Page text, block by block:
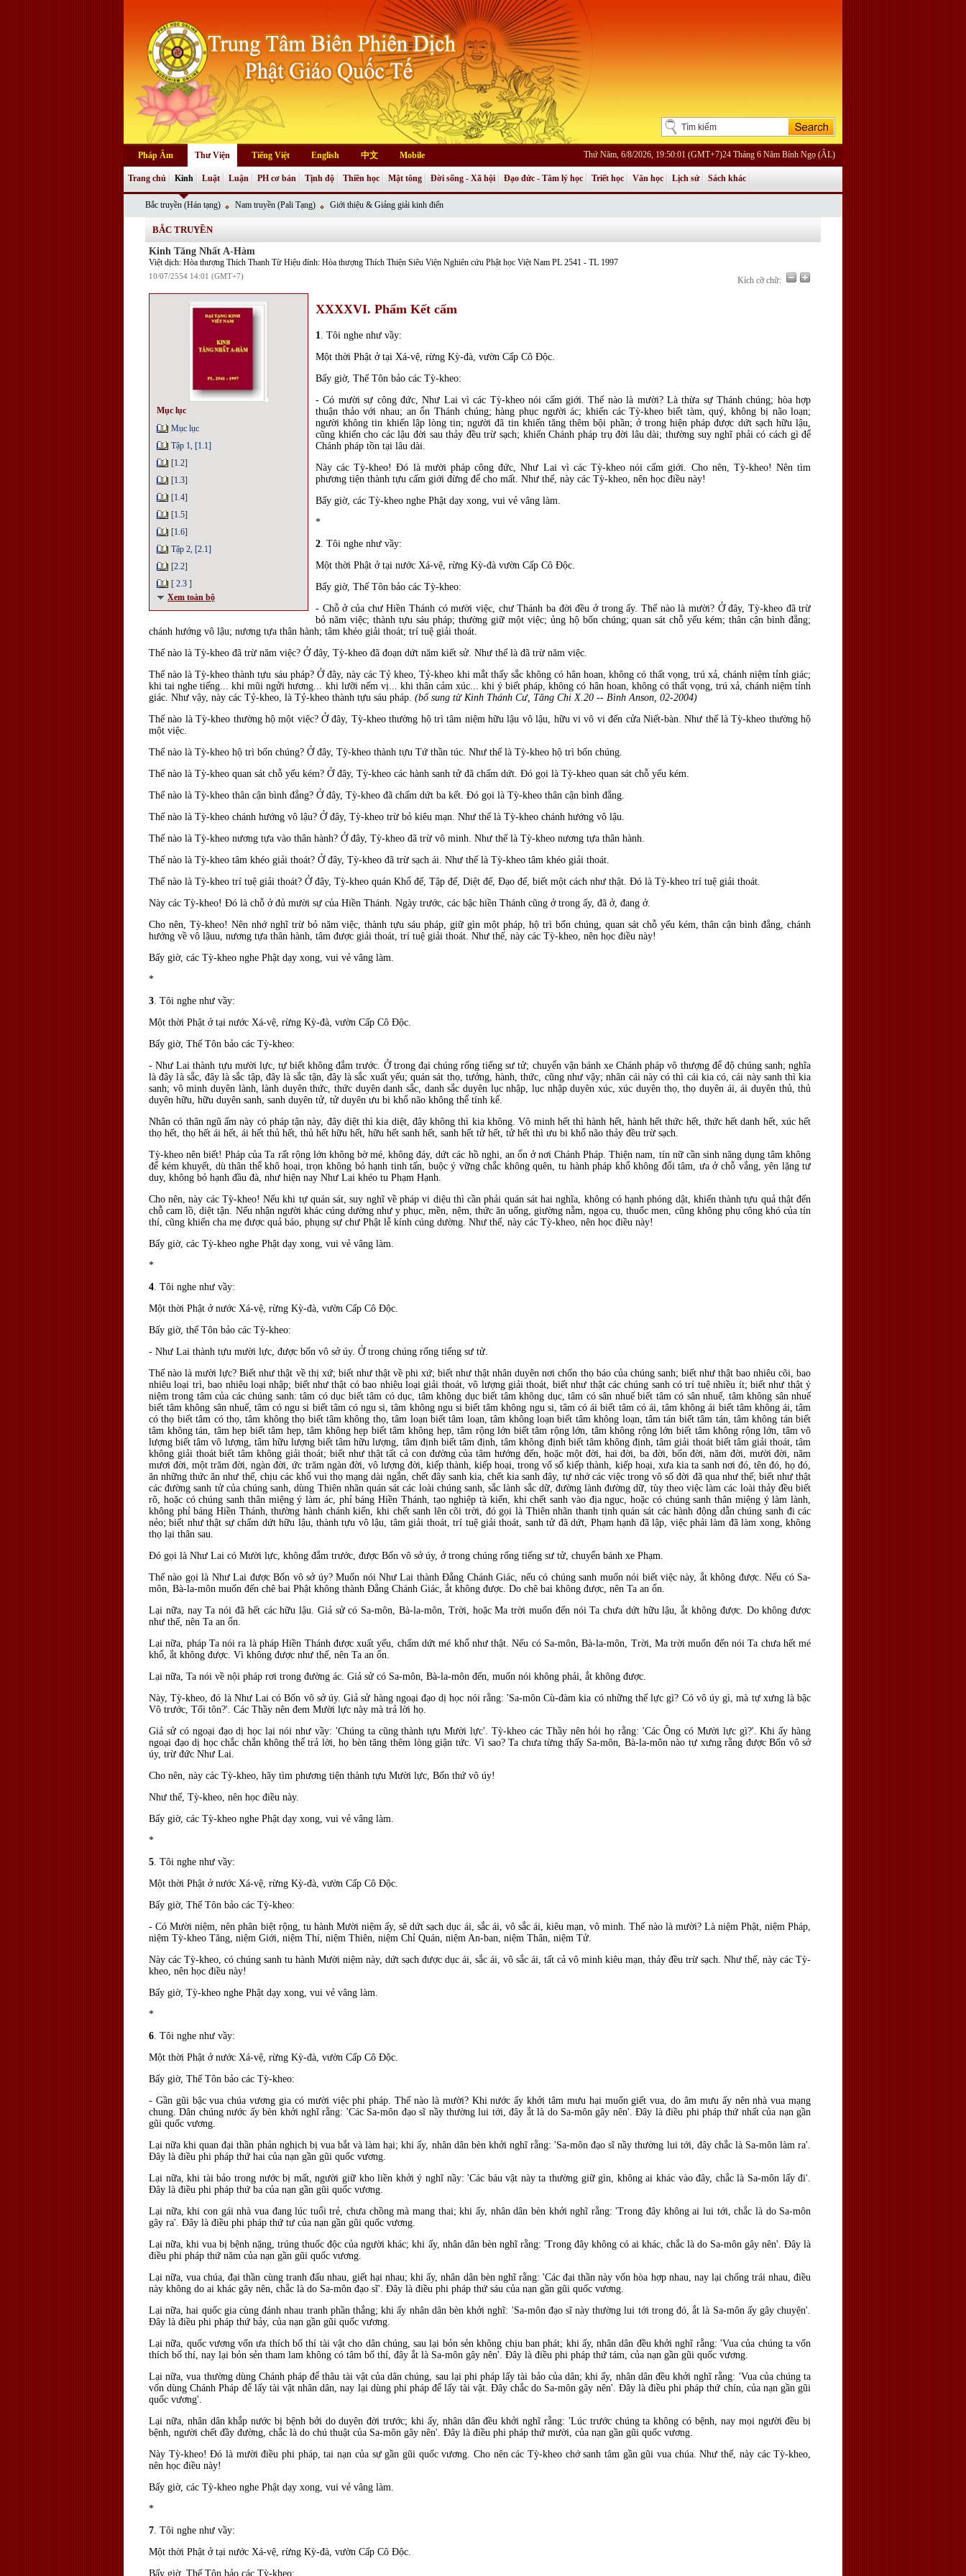
Pháp Âm Thư Viện Tiếng Việt English 中文 Mobile Thứ Năm, 6/8/2026, 19:50:01 (GMT+7)24 Tháng 6 Năm Bính Ngọ (ÂL)
Trang chủ Kinh
Bắc truyền (Hán tạng) Nam truyền (Pali Tạng) Giới thiệu & Giảng giải kinh điển
Luật Luận PH cơ bản Tịnh độ Thiền học Mật tông Đời sống - Xã hội Đạo đức - Tâm lý học Triết học Văn học Lịch sử Sách khác
BẮC TRUYỀN
Kinh Tăng Nhất A-Hàm
Việt dịch: Hòa thượng Thích Thanh Từ Hiệu đính: Hòa thượng Thích Thiện Siêu Viện Nghiên cứu Phật học Việt Nam PL 2541 - TL 1997
10/07/2554 14:01 (GMT+7) Kích cỡ chữ:
Mục lục
Mục lục
Tập 1, [1.1]
[1.2]
[1.3]
[1.4]
[1.5]
[1.6]
Tập 2, [2.1]
[2.2]
[ 2.3 ]
Xem toàn bộ
XXXXVI. Phẩm Kết cấm
1. Tôi nghe như vầy:
Một thời Phật ở tại Xá-vệ, rừng Kỳ-đà, vườn Cấp Cô Ðộc.
Bấy giờ, Thế Tôn bảo các Tỳ-kheo:
- Có mười sự công đức, Như Lai vì các Tỳ-kheo nói cấm giới. Thế nào là mười? Là thừa sự Thánh chúng; hòa hợp
thuận thảo với nhau; an ổn Thánh chúng; hàng phục người ác; khiến các Tỳ-kheo biết tàm, quý, không bị não loạn;
người không tin khiến lập lòng tin; ngườiđã tin khiến tăng thêm bội phần; ở trong hiện phápđược dứt sạch hữu lậu,
cũng khiến cho các lậu đời sau thảy đều trừ sạch; khiến Chánh pháp trụ đời lâu dài; thường suy nghĩ phải có cách gìđể
Chánh pháp tồn tại lâu dài.
Này các Tỳ-kheo! Ðó là mười pháp côngđức, Như Lai vì các Tỳ-kheo nói cấm giới. Cho nên, Tỳ-kheo! Nên tìm
phương tiện thành tựu cấm giới đừng để cho mất. Như thế, này các Tỳ-kheo, nên học điều này!
Bấy giờ, các Tỳ-kheo nghe Phật dạy xong, vui vẻ vâng làm.
*
2. Tôi nghe như vầy:
Một thời Phật ở tại nước Xá-vệ, rừng Kỳ-đà vườn Cấp Cô Ðộc.
Bấy giờ, Thế Tôn bảo các Tỳ-kheo:
- Chỗ ở của chư Hiền Thánh có mười việc, chư Thánh ba đời đều ở trong ấy. Thế nào là mười? Ởđây, Tỳ-kheo đã trừ
bỏ năm việc; thành tựu sáu pháp; thường giữ một việc; ủng hộ bốn chúng; quan sát chỗ yếu kém; thân cận bìnhđẳng;
chánh hướng vô lậu; nương tựa thân hành; tâm khéo giải thoát; trí tuệ giải thoát.
Thế nào là Tỳ-kheo đã trừ năm việc? Ở đây, Tỳ-kheo đã đoạn dứt năm kiết sử. Như thế là đã trừ năm việc.
Thế nào là Tỳ-kheo thành tựu sáu pháp? Ở đây, này các Tỷ kheo, Tỷ-kheo khi mắt thấy sắc không có hân hoan, không có thất vọng, trú xả, chánh niệm tỉnh giác;
khi tai nghe tiếng... khi mũi ngửi hương... khi lưỡi nếm vị... khi thân cảm xúc... khi ý biết pháp, không có hân hoan, không có thất vọng, trú xả, chánh niệm tỉnh
giác. Như vậy, này các Tỷ-kheo, là Tỷ-kheo thành tựu sáu pháp. (bổ sung từ Kinh Thánh Cư, Tăng Chi X.20 -- Bình Anson, 02-2004)
Thế nào là Tỳ-kheo thường hộ một việc? Ởđây, Tỳ-kheo thường hộ trì tâm niệm hữu lậu vô lậu, hữu vi vô viđến cửa Niết-bàn. Như thế là Tỳ-kheo thường hộ
một việc.
Thế nào là Tỳ-kheo hộ trì bốn chúng? Ở đây, Tỳ-kheo thành tựu Tứ thần túc. Như thế là Tỳ-kheo hộ trì bốn chúng.
Thế nào là Tỳ-kheo quan sát chỗ yếu kém? Ở đây, Tỳ-kheo các hành sanh tử đã chấm dứt. Ðó gọi là Tỳ-kheo quan sát chỗ yếu kém.
Thế nào là Tỳ-kheo thân cận bình đẳng? Ở đây, Tỳ-kheo đã chấm dứt ba kết. Ðó gọi là Tỳ-kheo thân cận bình đẳng.
Thế nào là Tỳ-kheo chánh hướng vô lậu? Ở đây, Tỳ-kheo trừ bỏ kiêu mạn. Như thế là Tỳ-kheo chánh hướng vô lậu.
Thế nào là Tỳ-kheo nương tựa vào thân hành? Ở đây, Tỳ-kheo đã trừ vô minh. Như thế là Tỳ-kheo nương tựa thân hành.
Thế nào là Tỳ-kheo tâm khéo giải thoát? Ở đây, Tỳ-kheo đã trừ sạch ái. Như thế là Tỳ-kheo tâm khéo giải thoát.
Thế nào là Tỳ-kheo trí tuệ giải thoát? Ở đây, Tỳ-kheo quán Khổ đế, Tập đế, Diệt đế, Ðạo đế, biết một cách như thật. Ðó là Tỳ-kheo trí tuệ giải thoát.
Này các Tỳ-kheo! Ðó là chỗ ở đủ mười sự của Hiền Thánh. Ngày trước, các bậc hiền Thánh cũng ở trong ấy, đã ở, đang ở.
Cho nên, Tỳ-kheo! Nên nhớ nghĩ trừ bỏ năm việc, thành tựu sáu pháp, giữ gìn một pháp, hộ trì bốn chúng, quan sát chỗ yếu kém, thân cận bìnhđẳng, chánh
hướng về vô lậuu, nương tựa thân hành, tâm được giải thoát, trí tuệ giải thoát. Như thế, này các Tỳ-kheo, nên học điều này!
Bấy giờ, các Tỳ-kheo nghe Phật dạy xong, vui vẻ vâng làm.
*
3. Tôi nghe như vầy:
Một thời Phật ở tại nước Xá-vệ, rừng Kỳ-đà, vườn Cấp Cô Ðộc.
Bấy giờ, Thế Tôn bảo các Tỳ-kheo:
- Như Lai thành tựu mười lực, tự biết khôngđắm trước. Ở trong đại chúng rống tiếng sư tử; chuyển vận bánh xe Chánh pháp vô thượng để độ chúng sanh; nghĩa
làđây là sắc, đây là sắc tập, đây là sắc tận, đây là sắc xuất yếu; quán sát thọ, tưởng, hành, thức, cũng như vậy; nhân cái này có thì cái kia có, cái này sanh thì kia
sanh; vô minh duyên lành, lành duyên thức, thức duyên danh sắc, danh sắc duyên lục nhập, lục nhập duyên xúc, xúc duyên thọ, thọ duyên ái, ái duyên thủ, thủ
duyên hữu, hữu duyên sanh, sanh duyên tử, tử duyên ưu bi khổ não không thể tính kể.
Nhân có thân ngũ ấm này có pháp tận này, đây diệt thì kia diệt, đây không thì kia không. Vô minh hết thì hành hết, hành hết thức hết, thức hết danh hết, xúc hết
thọ hết, thọ hết ái hết, ái hết thủ hết, thủ hết hữu hết, hữu hết sanh hết, sanh hết tử hết, tử hết thì ưu bi khổ não thảy đều trừ sạch.
Tỳ-kheo nên biết! Pháp của Ta rất rộng lớn không bờ mé, khôngđáy, dứt các hồ nghi, an ổn ở nơi Chánh Pháp. Thiện nam, tín nữ cần sinh năng dụng tâm không
để kém khuyết, dù thân thể khô hoại, trọn không bỏ hạnh tinh tấn, buộc ý vững chắc không quên, tu hành pháp khổ không đổi tâm, ưa ở chỗ vắng, yên lặng tư
duy, không bỏ hạnh đầu đà, như hiện nay Như Lai khéo tu Phạm Hạnh.
Cho nên, này các Tỳ-kheo! Nếu khi tự quán sát, suy nghĩ về pháp vi diệu thì cần phải quán sát hai nghĩa, không có hạnh phóng dật, khiến thành tựu quả thậtđến
chỗ cam lồ, diệt tận. Nếu nhận người khác cúng dường như y phục, mền, nệm, thức ăn uống, giường nằm, ngọa cụ, thuốc men, cũng không phụ công khó của tín
thí, cũng khiến cha mẹ được quả báo, phụng sự chư Phật lễ kính cúng dường. Như thế, này các Tỳ-kheo, nên học điều này!
Bấy giờ, các Tỳ-kheo nghe Phật dạy xong, vui vẻ vâng làm.
*
4. Tôi nghe như vầy:
Một thời Phật ở nước Xá-vệ, rừng Kỳ-đà, vườn Cấp Cô Ðộc.
Bấy giờ, thế Tôn bảo các Tỳ-kheo:
- Như Lai thành tựu mười lực, được bốn vô sở úy. Ở trong chúng rống tiếng sư tử.
Thế nào là mười lực? Biết như thật về thị xứ; biết như thật về phi xứ; biết như thật nhân duyên nơi chốn thọ báo của chúng sanh; biết như thật bao nhiêu cõi, bao
nhiêu loại trì, bao nhiêu loại nhập; biết như thật có bao nhiêu loại giải thoát, vô lượng giải thoát, biết như thật các chúng sanh có trí tuệ nhiều ít; biết như thật ý
niệm trong tâm của các chúng sanh: tâm có dục biết tâm có dục, tâm không dục biết tâm không dục, tâm có sân nhuế biết tâm có sân nhuế, tâm không sân nhuế
biết tâm không sân nhuế, tâm có ngu si biết tâm có ngu si, tâm không ngu si biết tâm không ngu si, tâm có ái biết tâm có ái, tâm không ái biết tâm không ái, tâm
có thọ biết tâm có thọ, tâm không thọ biết tâm không thọ, tâm loạn biết tâm loạn, tâm không loạn biết tâm không loạn, tâm tán biết tâm tán, tâm không tán biết
tâm không tán, tâm hẹp biết tâm hẹp, tâm không hẹp biết tâm không hẹp, tâm rộng lớn biết tâm rộng lớn, tâm không rộng lớn biết tâm không rộng lớn, tâm vô
lượng biết tâm vô lượng, tâm hữu lượng biết tâm hữu lượng, tâm định biết tâm định, tâm không định biết tâm không định, tâm giải thoát biết tâm giải thoát, tâm
không giải thoát biết tâm không giải thoát; biết như thật tất cả con đường của tâm hướng đến, hoặc một đời, hai đời, ba đời, bốn đời, năm đời, mười đời, năm
mươi đời, một trăm đời, ngànđời, ức trăm ngàn đời, vô lượng đời, kiếp thành, kiếp hoại, trong vố số kiếp thành, kiếp hoại, xưa kia ta sanh nơi đó, tênđó, họ đó,
ăn những thức ăn như thế, chịu các khổ vui thọ mạng dài ngắn, chết đây sanh kia, chết kia sanh đây, tự nhớ các việc trong vô số đời đã qua như thế; biết như thật
cácđường sanh tử của chúng sanh, dùng Thiên nhãn quán sát các loài chúng sanh, sắc lành sắc dữ, đường lànhđường dữ, tùy theo việc làm các loài thảyđều biết
rõ, hoặc có chúng sanh thân miệng ý làm ác, phỉ báng Hiền Thánh, tạo nghiệp tà kiến, khi chết sanh vào địa ngục, hoặc có chúng sanh thân miệng ý làm lành,
không phỉ báng Hiền Thánh, thường hành chánh kiến, khi chết sanh lên cõi trời, đó gọi là Thiên nhãn thanh tịnh quán sát các hành động dẫn chúng sanh đi các
nẻo; biết như thật sự chấm dứt hữu lậu, thành tựu vô lậu, tâm giải thoát, trí tuệ giải thoát, sanh tử đã dứt, Phạm hạnh đã lập, việc phải làm đã làm xong, không
thọ lại thân sau.
Ðó gọi là Như Lai có Mười lực, không đắm trước, được Bốn vô sở úy, ở trong chúng rống tiếng sư tử, chuyển bánh xe Phạm.
Thế nào gọi là Như Lai đượcBốn vô sở úy? Muốn nói Như Lai thành Ðẳng Chánh Giác, nếu có chúng sanh muốn nói biết việc này, ắt không được. Nếu có Sa-
môn, Bà-la-môn muốn đến chê bai Phật không thành Ðẳng Chánh Giác, ắt không được. Do chê bai không được, nên Ta an ổn.
Lại nữa, nay Ta nói đã hết các hữu lậu. Giả sử có Sa-môn, Bà-la-môn, Trời, hoặc Ma trời muốn đến nói Ta chưa dứt hữu lậu, ắt không được. Do không được
như thế, nên Ta an ổn.
Lại nữa, pháp Ta nói ra là pháp Hiền Thánh được xuất yếu, chấm dứt mé khổ như thật. Nếu có Sa-môn, Bà-la-môn, Trời, Ma trời muốn đến nói Ta chưa hết mé
khổ, ắt không được. Vì không được như thế, nên Ta an ổn.
Lại nữa, Ta nói về nội pháp rơi trong đường ác. Giả sử có Sa-môn, Bà-la-môn đến, muốn nói không phải, ắt không được.
Này, Tỳ-kheo,đó là Như Lai có Bốn vô sở úy. Giả sử hàng ngoạiđạo dị học nói rằng: 'Sa-môn Cù-đàm kia có những thế lực gì? Có vô úy gì, mà tự xưng là bậc
Vô trước, Tối tôn?'. Các Thầy nên đem Mười lực này mà trả lời họ.
Giả sử có ngoại đạo dị học lại nói như vầy: 'Chúng ta cũng thành tựu Mười lực'. Tỳ-kheo các Thầy nên hỏi họ rằng: 'Các Ông có Mười lực gì?'. Khi ấy hàng
ngoại đạo dị học chắc chắn không thể trả lời, họ bèn tăng thêm lòng giận tức. Vì sao? Ta chưa từng thấy Sa-môn, Bà-la-môn nào tự xưng rằng được Bốn vô sở
úy, trừ đức Như Lai.
Cho nên, này các Tỳ-kheo, hãy tìm phương tiện thành tựu Mười lực, Bốn thứ vô úy!
Như thế, Tỳ-kheo, nên học điều này.
Bấy giờ, các Tỳ-kheo nghe Phật dạy xong, vui vẻ vâng làm.
*
5. Tôi nghe như vầy:
Một thời Phật ở nước Xá-vệ, rừng Kỳ-đà, vườn Cấp Cô Ðộc.
Bấy giờ, Thế Tôn bảo các Tỳ-kheo:
- Có Mười niệm, nên phân biệt rộng, tu hành Mười niệm ấy, sẽ dứt sạch dục ái, sắc ái, vô sắc ái, kiêu mạn, vô minh. Thế nào là mười? Là niệm Phật, niệm Pháp,
niệm Tỳ-kheo Tăng, niệm Giới, niệm Thí, niệm Thiên, niệm Chỉ Quán, niệm An-ban, niệm Thân, niệm Tử.
Này các Tỳ-kheo, có chúng sanh tu hành Mười niệm này, dứt sạchđược dục ái, sắc ái, vô sắc ái, tất cả vô minh kiêu mạn, thảyđều trừ sạch. Như thế, này các Tỳ-
kheo, nên học điều này!
Bấy giờ, Tỳ-kheo nghe Phật dạy xong, vui vẻ vâng làm.
*
6. Tôi nghe như vầy:
Một thời Phật ở nước Xá-vệ, rừng Kỳ-đà, vườn Cấp Cô Ðộc.
Bấy giờ, Thế Tôn bảo các Tỳ-kheo:
- Gần gũi bậc vua chúa vương gia có mười việc phi pháp. Thế nào là mười? Khi nước ấy khởi tâm mưu hại muốn giết vua, do âm mưu ấy nên nhà vua mạng
chung. Dân chúng nước ấy bèn khởi nghĩ rằng: 'Các Sa-môn đạo sĩ nầy thường lui tới, đây ắt là do Sa-môn gây nên'. Ðây làđiều phi pháp thứ nhất của nạn gần
gũi quốc vương.
Lại nữa khi quanđại thần phản nghịch bị vua bắt và làm hại; khi ấy, nhân dân bèn khởi nghĩ rằng: 'Sa-mônđạo sĩ nầy thường lui tới, đây chắc là Sa-môn làm ra'.
Ðây là điều phi pháp thứ hai của nạn gần gũi quốc vương.
Lại nữa, khi tài bảo trong nước bị mất, người giữ kho liền khởi ý nghĩ nầy: 'Các báu vật này ta thường giữ gìn, không ai khác vàođây, chắc là Sa-môn lấyđi'.
Ðây là điều phi pháp thứ ba của nạn gần gũi quốc vương.
Lại nữa, khi con gái nhà vua đang lúc tuổitrẻ, chưa chồng mà mang thai; khi ấy, nhân dân bèn khởi nghĩ rằng: 'Trongđây không ai lui tới, chắc là do Sa-môn
gây ra'. Ðây là điều phi pháp thứ tư của nạn gần gũi quốc vương.
Lại nữa, khi vua bị bệnh nặng, trúng thuốcđộc của người khác; khi ấy, nhân dân bèn nghĩ rằng: 'Trong đây không có ai khác, chắc là do Sa-môn gây nên'. Ðây là
điều phi pháp thứ năm của nạn gần gũi quốc vương.
Lại nữa, vua chúa,đại thần cùng tranh đấu nhau, giết hại nhau; khi ấy, nhân dân bèn nghĩ rằng: 'Cácđại thần này vốn hòa hợp nhau, nay lại chống trái nhau,điều
này không do ai khác gây nên, chắc là do Sa-môn đạo sĩ'. Ðây là điều phi pháp thứ sáu của nạn gần gũi quốc vương.
Lại nữa, hai quốc gia cùngđánh nhau tranh phần thắng; khi ấy nhân dân bèn khởi nghĩ: 'Sa-môn đạo sĩ này thường lui tới trongđó, ắt là Sa-môn ấy gây chuyện'.
Ðây là điều phi pháp thứ bảy, của nạn gần gũi quốc vương.
Lại nữa, quốc vương vốn ưa thích bố thí tài vật cho dân chúng, sau lại bỏn sẻn không chịu ban phát; khi ấy, nhân dân đều khởi nghĩ rằng: 'Vua của chúng ta vốn
thích bố thí, nay lại bỏn sẻn tham lam không có tâm bố thí, đây ắt là Sa-môn gây nên'. Ðây là điều phi pháp thứ tám, của nạn gần gũi quốc vương.
Lại nữa, vua thường dùng Chánh phápđể thâu tài vật của dân chúng, sau lại phi pháp lấy tài bảo của dân; khi ấy, nhân dân đều khởi nghĩ rằng: 'Vua của chúng ta
vốn dùng Chánh Pháp để lấy tài vật nhân dân, nay lại dùng phi phápđể lấy tài vật. Ðây chắc do Sa-môn gây nên'. Ðây làđiều phi pháp thứ chín, của nạn gần gũi
quốc vương'.
Lại nữa, nhân dân khắp nước bị bệnh bởi do duyênđời trước; khi ấy, nhân dân đều khởi nghĩ rằng: 'Lúc trước chúng ta không có bệnh, nay mọi người đều bị
bệnh, người chết đầy đường, chắc là do chú thuật của Sa-môn gây nên'. Ðây là điều phi pháp thứ mười, của nạn gần gũi quốc vương.
Này Tỳ-kheo! Ðó là mườiđiều phi pháp, tai nạn của sự gần gũi quốc vương. Cho nên các Tỳ-kheo chớ sanh tâm gần gũi vua chúa. Như thế, này các Tỳ-kheo,
nên học điều này!
Bấy giờ, các Tỳ-kheo nghe Phật dạy xong, vui vẻ vâng làm.
*
7. Tôi nghe như vầy:
Một thời Phật ở tại nước Xá-vệ, rừng Kỳ-đà, vườn Cấp Cô Ðộc.
Bấy giờ, Thế Tôn bảo các Tỳ-kheo: